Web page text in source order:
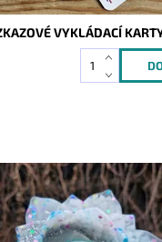
VYKLÁDACÍ
Vyprodáno
10057